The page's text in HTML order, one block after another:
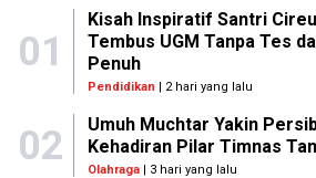
01
Kisah Inspiratif Santri
Tembus UGM Tanpa Tes
Penuh
Pendidikan | 2 hari yang lalu
02
Umuh Muchtar Yakin
Kehadiran Pilar Timnas
Olahraga| 3 hari yang lalu